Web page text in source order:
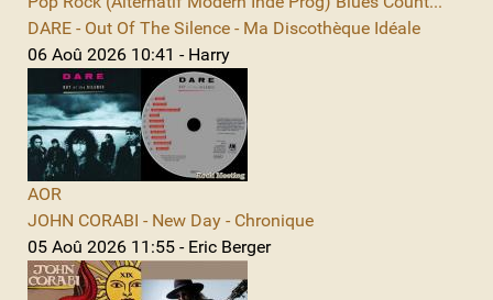
DARE - Out Of The Silence - Ma Discothèque Idéale
06 Aoû 2026 10:41 - Harry
AOR
JOHN CORABI - New Day - Chronique
05 Aoû 2026 11:55 - Eric Berger